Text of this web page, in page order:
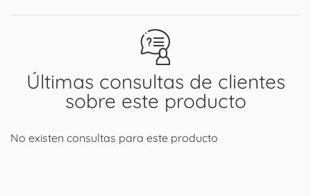
Últimas consultas de clientes
sobre este producto
No existen consultas para este producto